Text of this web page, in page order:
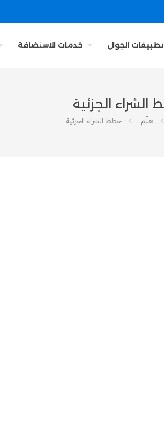
تطبيقات الجوال خدمات الاستضافة
الشراء الجزئية
تعلّم خطط الشراء الجزئية